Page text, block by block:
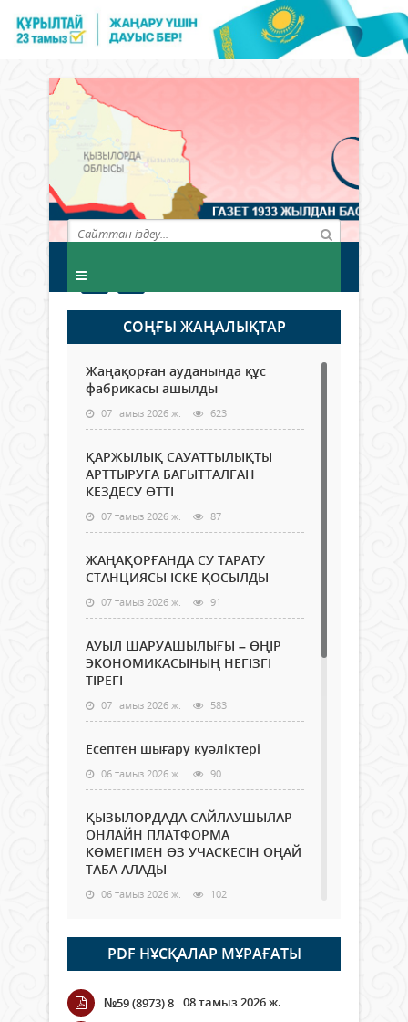
СОҢҒЫ ЖАҢАЛЫҚТАР
Жаңақорған ауданында құс
фабрикасы ашылды
07 тамыз 2026 ж. 623
ҚАРЖЫЛЫҚ САУАТТЫЛЫҚТЫ
АРТТЫРУҒА БАҒЫТТАЛҒАН
КЕЗДЕСУ ӨТТІ
07 тамыз 2026 ж. 87
ЖАҢАҚОРҒАНДА СУ ТАРАТУ
СТАНЦИЯСЫ ІСКЕ ҚОСЫЛДЫ
07 тамыз 2026 ж. 91
АУЫЛ ШАРУАШЫЛЫҒЫ – ӨҢІР
ЭКОНОМИКАСЫНЫҢ НЕГІЗГІ
ТІРЕГІ
07 тамыз 2026 ж. 583
Есептен шығару куәліктері
06 тамыз 2026 ж. 90
ҚЫЗЫЛОРДАДА САЙЛАУШЫЛАР
ОНЛАЙН ПЛАТФОРМА
КӨМЕГІМЕН ӨЗ УЧАСКЕСІН ОҢАЙ
ТАБА АЛАДЫ
06 тамыз 2026 ж. 102
Open Air: Қызылорда облысы
полиция департаменті 20
мыңнан астам көрерменнің
қауіпсіздігін қамтамасыз етті
06 тамыз 2026 ж.
PDF НҰСҚАЛАР МҰРАҒАТЫ
№59 (8973) 8 08 тамыз 2026 ж.